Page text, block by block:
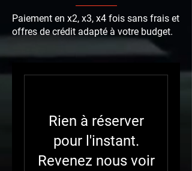
Paiement en x2, x3, x4 fois sans frais et
offres de crédit adapté à votre budget.
Rien à réserver
pour l'instant.
Revenez nous voir